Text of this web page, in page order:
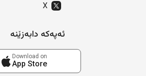
X
ئەپەکە دابەزێنە
Download on
App Store